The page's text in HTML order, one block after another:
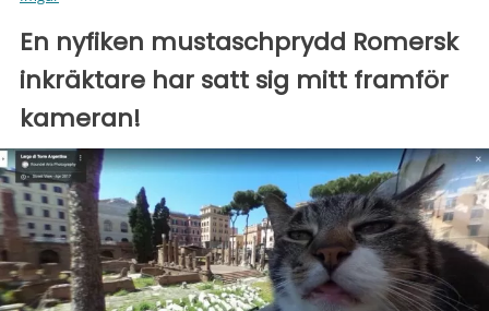
En nyfiken mustaschprydd Romersk
inkräktare har satt sig mitt framför
kameran!